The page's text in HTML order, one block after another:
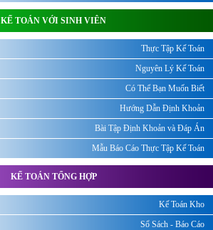
KẾ TOÁN VỚI SINH VIÊN
Thực Tập Kế Toán
Nguyên Lý Kế Toán
Có Thể Bạn Muốn Biết
Hướng Dẫn Định Khoản
Bài Tập Định Khoản và Đáp Án
Mẫu Báo Cáo Thực Tập Kế Toán
KẾ TOÁN TỔNG HỢP
Kế Toán Kho
Sổ Sách - Báo Cáo